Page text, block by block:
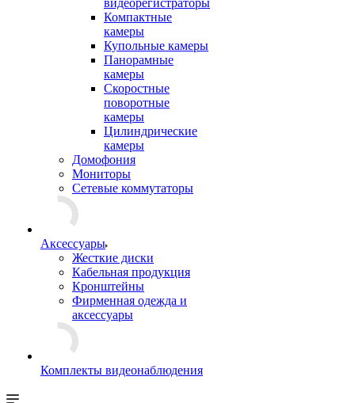
видеорегистраторы
Компактные
камеры
Купольные камеры
Панорамные
камеры
Скоростные
поворотные
камеры
Цилиндрические
камеры
Домофония
Мониторы
Сетевые коммутаторы
Аксессуары
Жесткие диски
Кабельная продукция
Кронштейны
Фирменная одежда и
аксессуары
Комплекты видеонаблюдения